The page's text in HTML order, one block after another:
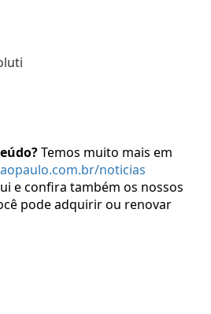
Temos muito mais em
noticias
e confira também os nossos
pode adquirir ou renovar